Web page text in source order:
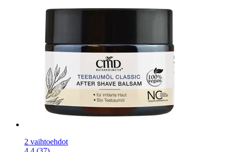
2 vaihtoehdot